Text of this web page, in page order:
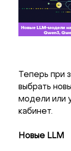
Теперь при
выбрать
модели или
кабинет.
Новые LLM